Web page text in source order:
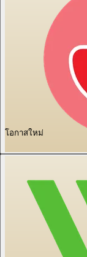
โอกาสใหม่